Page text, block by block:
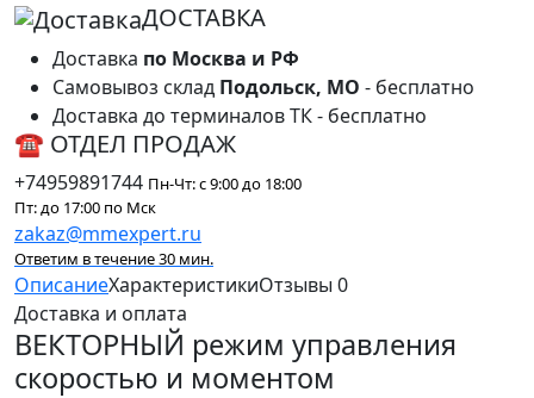
ДОСТАВКА
Доставка по Москва и РФ
Самовывоз склад Подольск, МО - бесплатно
Доставка до терминалов ТК - бесплатно
☎ ОТДЕЛ ПРОДАЖ
+74959891744 Пн-Чт: с 9:00 до 18:00
Пт: до 17:00 по Мск
zakaz@mmexpert.ru
Ответим в течение 30 мин.
ОписаниеХарактеристикиОтзывы 0
Доставка и оплата
ВЕКТОРНЫЙ режим управления
скоростью и моментом